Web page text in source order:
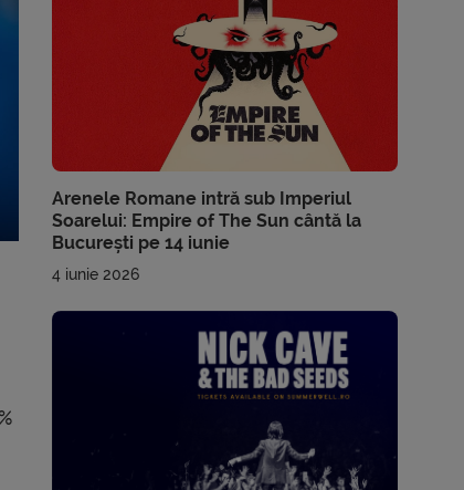
Arenele Romane intră sub Imperiul
Soarelui: Empire of The Sun cântă la
București pe 14 iunie
4 iunie 2026